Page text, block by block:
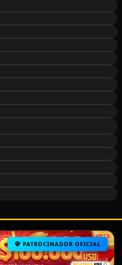
PATROCINADOR OFICIAL